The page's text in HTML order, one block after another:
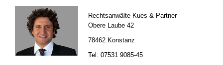
Rechtsanwälte Kues & Partner
Obere Laube 42
78462 Konstanz
Tel: 07531 9085-45